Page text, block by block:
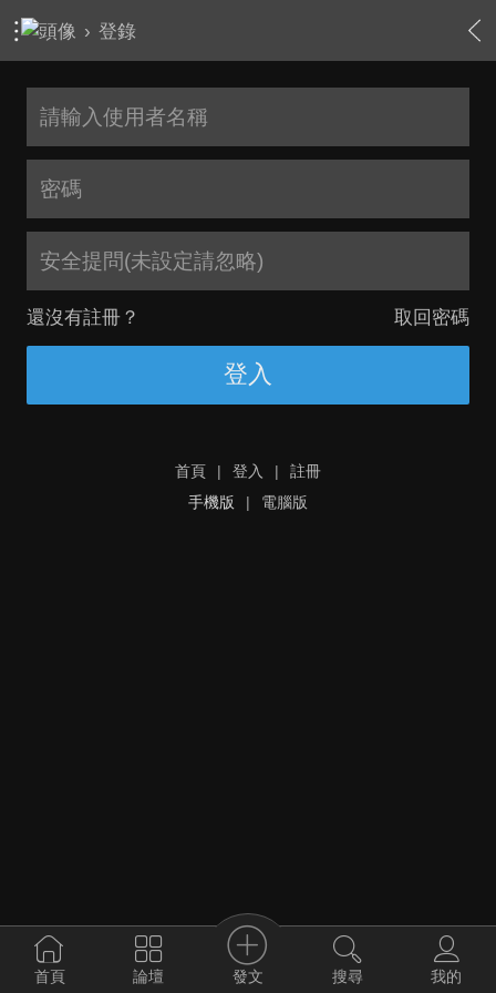
› 登錄
安全提問(未設定請忽略)
還沒有註冊？ 取回密碼
登入
首頁 | 登入 |
註冊
手機版
| 電腦版
首頁 論壇 發文 搜尋 我的